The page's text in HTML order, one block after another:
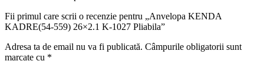
Fii primul care scrii o recenzie pentru „Anvelopa KENDA
KADRE(54-559) 26×2.1 K-1027 Pliabila”
Adresa ta de email nu va fi publicată. Câmpurile obligatorii sunt
marcate cu *